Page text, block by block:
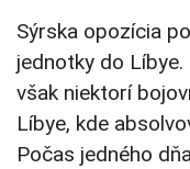
Sýrska opozícia
jednotky do
však niektorí
Líbye, kde
Počas jedného